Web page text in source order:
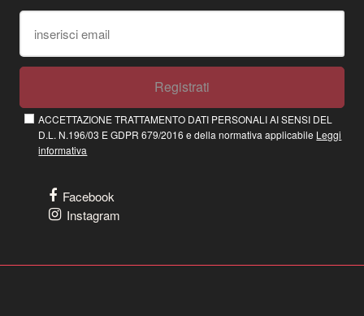
Registrati
ACCETTAZIONE TRATTAMENTO DATI PERSONALI AI SENSI DEL
D.L. N.196/03 E GDPR 679/2016 e della normativa applicabile Leggi
informativa
Facebook
Instagram